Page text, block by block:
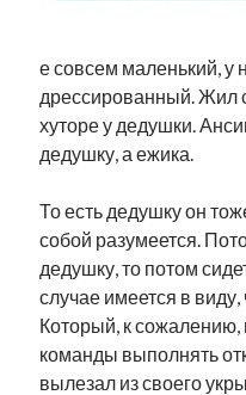
Эстония и Россия
Юмор
radio narva
ансиппиада
в поисках здравого смысла
евросоюз интервью
е совсем маленький, у
дрессированный. Жил
хуторе у дедушки.
дедушку, а ежика.
То есть дедушку он
собой разумеется.
дедушку, то потом
случае имеется в
Который, к сожалению,
команды выполнять
вылезал из своего